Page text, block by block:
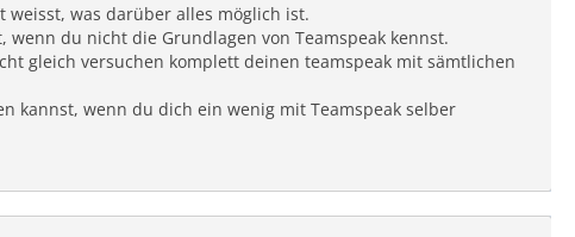
was darüber alles möglich ist.
du nicht die Grundlagen von Teamspeak kennst.
gleich versuchen komplett deinen teamspeak mit sämtlichen
kannst, wenn du dich ein wenig mit Teamspeak selber